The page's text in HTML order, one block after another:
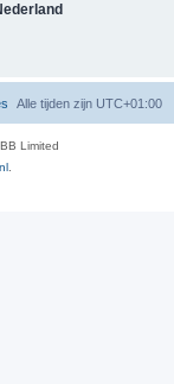
Alle tijden zijn UTC+01:00
Limited